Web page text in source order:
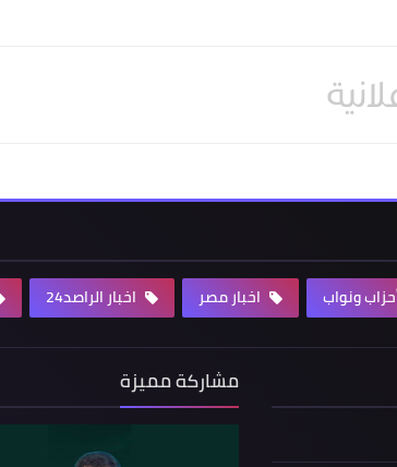
ونواب اخبار مصر اخبار الراصد24
مشاركة مميزة